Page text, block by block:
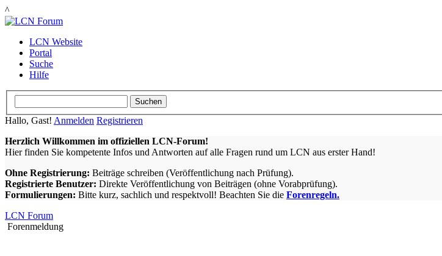
^
LCN Website
Portal
Suche
Hilfe
Hallo, Gast! Anmelden Registrieren
Herzlich Willkommen im offiziellen LCN-Forum!
Hier finden Sie kompetente Infos und Antworten auf alle Fragen rund um LCN aus erster Hand!
Ohne Registrierung: Beiträge schreiben (Veröffentlichung nach Prüfung).
Registrierte Benutzer: Direkte Veröffentlichung von Beiträgen (ohne Vorabprüfung).
Formulierungen: Bitte kurz, sachlich und respektvoll! Beachten Sie die Forenregeln.
LCN Forum
Forenmeldung